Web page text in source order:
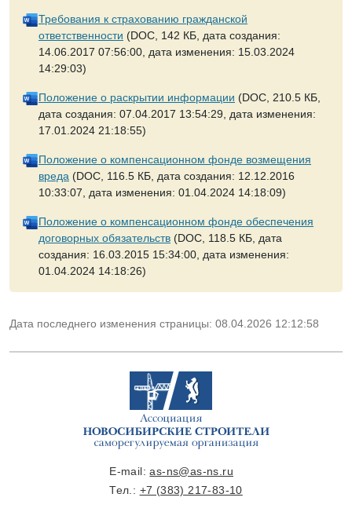
Требования к страхованию гражданской
ответственности (DOC, 142 КБ, дата создания:
14.06.2017 07:56:00, дата изменения: 15.03.2024
14:29:03)
Положение о раскрытии информации (DOC, 210.5 КБ,
дата создания: 07.04.2017 13:54:29, дата изменения:
17.01.2024 21:18:55)
Положение о компенсационном фонде возмещения
вреда (DOC, 116.5 КБ, дата создания: 12.12.2016
10:33:07, дата изменения: 01.04.2024 14:18:09)
Положение о компенсационном фонде обеспечения
договорных обязательств (DOC, 118.5 КБ, дата
создания: 16.03.2015 15:34:00, дата изменения:
01.04.2024 14:18:26)
Дата последнего изменения страницы: 08.04.2026 12:12:58
E-mail:as-ns@as-ns.ru
Тел.: +7 (383) 217-83-10